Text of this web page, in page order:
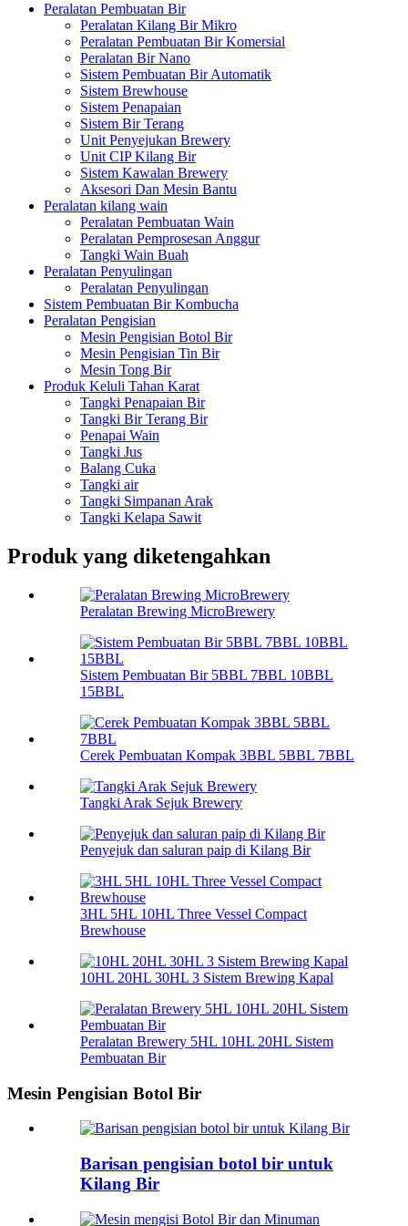
Peralatan Pembuatan Bir
Peralatan Kilang Bir Mikro
Peralatan Pembuatan Bir Komersial
Peralatan Bir Nano
Sistem Pembuatan Bir Automatik
Sistem Brewhouse
Sistem Penapaian
Sistem Bir Terang
Unit Penyejukan Brewery
Unit CIP Kilang Bir
Sistem Kawalan Brewery
Aksesori Dan Mesin Bantu
Peralatan kilang wain
Peralatan Pembuatan Wain
Peralatan Pemprosesan Anggur
Tangki Wain Buah
Peralatan Penyulingan
Peralatan Penyulingan
Sistem Pembuatan Bir Kombucha
Peralatan Pengisian
Mesin Pengisian Botol Bir
Mesin Pengisian Tin Bir
Mesin Tong Bir
Produk Keluli Tahan Karat
Tangki Penapaian Bir
Tangki Bir Terang Bir
Penapai Wain
Tangki Jus
Balang Cuka
Tangki air
Tangki Simpanan Arak
Tangki Kelapa Sawit
Produk yang diketengahkan
Peralatan Brewing MicroBrewery
Sistem Pembuatan Bir 5BBL 7BBL 10BBL
15BBL
Cerek Pembuatan Kompak 3BBL 5BBL 7BBL
Tangki Arak Sejuk Brewery
Penyejuk dan saluran paip di Kilang Bir
3HL 5HL 10HL Three Vessel Compact
Brewhouse
10HL 20HL 30HL 3 Sistem Brewing Kapal
Peralatan Brewery 5HL 10HL 20HL Sistem
Pembuatan Bir
Mesin Pengisian Botol Bir
Barisan pengisian botol bir untuk
Kilang Bir